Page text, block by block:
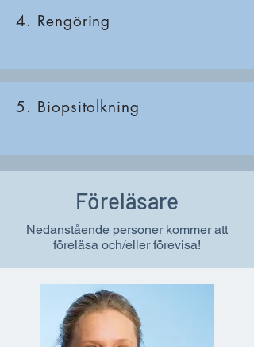
4. Rengöring
5. Biopsitolkning
Föreläsare
Nedanstående personer kommer att
föreläsa och/eller förevisa!